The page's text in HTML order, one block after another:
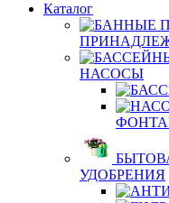
Каталог
НАСОСЫ
УДОБРЕНИЯ